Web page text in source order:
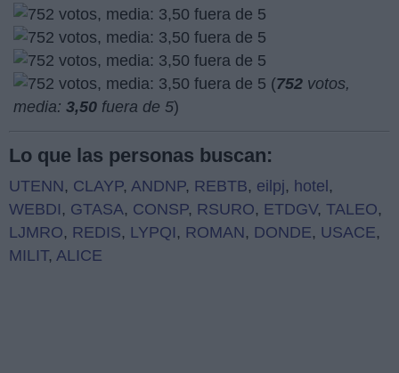
(752 votos,
media: 3,50 fuera de 5)
Lo que las personas buscan:
UTENN, CLAYP, ANDNP, REBTB, eilpj, hotel ,
WEBDI , GTASA, CONSP, RSURO, ETDGV, TALEO,
LJMRO, REDIS, LYPQI , ROMAN, DONDE, USACE,
MILIT, ALICE